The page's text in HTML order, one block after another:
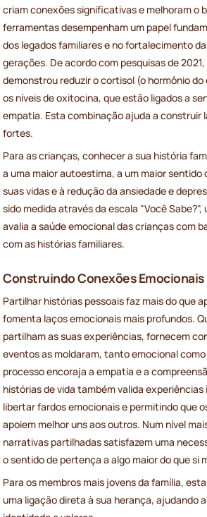
criam conexões significativas e melhoram o
ferramentas desempenham um papel
dos legados familiares e no fortalecimento
gerações. De acordo com pesquisas de
demonstrou reduzir o cortisol (o hormônio
os níveis de oxitocina, que estão ligados a
empatia. Esta combinação ajuda a construir
fortes.
Para as crianças, conhecer a sua história
a uma maior autoestima, a um maior sentido
suas vidas e à redução da ansiedade e
sido medida através da escala "Você
avalia a saúde emocional das crianças com
com as histórias familiares.
Construindo Conexões Emocionais
Partilhar histórias pessoais faz mais do que
fomenta laços emocionais mais profundos.
partilham as suas experiências, fornecem
eventos as moldaram, tanto emocional
processo encoraja a empatia e a
histórias de vida também valida experiências
libertar fardos emocionais e permitindo que
apoiem melhor uns aos outros. Num nível
narrativas partilhadas satisfazem uma
o sentido de pertença a algo maior do que si
Para os membros mais jovens da família,
uma ligação direta à sua herança, ajudando